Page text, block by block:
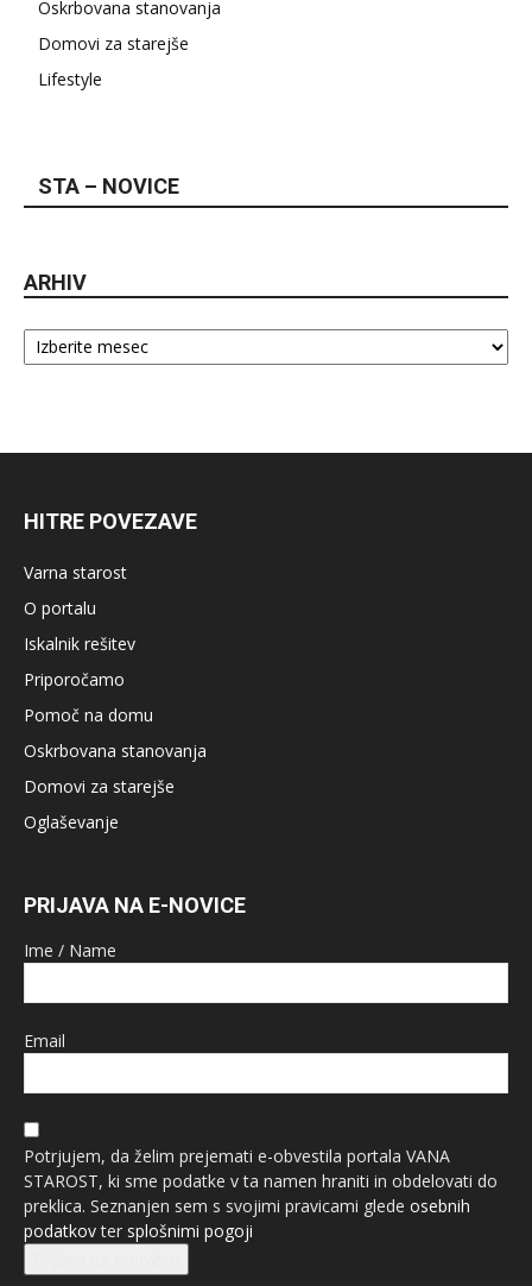
Oskrbovana stanovanja
Domovi za starejše
Lifestyle
STA – NOVICE
ARHIV
Arhiv
HITRE POVEZAVE
Varna starost
O portalu
Iskalnik rešitev
Priporočamo
Pomoč na domu
Oskrbovana stanovanja
Domovi za starejše
Oglaševanje
PRIJAVA NA E-NOVICE
Ime / Name
Email
Potrjujem, da želim prejemati e-obvestila portala VANA
STAROST, ki sme podatke v ta namen hraniti in obdelovati do
preklica. Seznanjen sem s svojimi pravicami glede osebnih
podatkovter splošnimi pogoji